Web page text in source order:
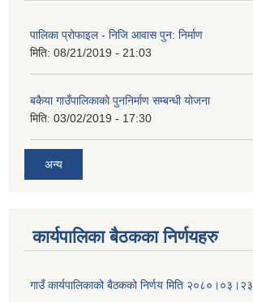
पालिका प्रोफाइल - निजि आवास पुन: निर्माण
मिति: 08/21/2019 - 21:03
बकैया गाउँपालिकाको पुननिर्माण सम्बन्धी योजना
मिति: 03/02/2019 - 17:30
अन्य
कार्यपालिका बैठकका निर्णयहरु
गाउँ कार्यपालिकाको बैठकको निर्णय मिति २०८०।०३।२३